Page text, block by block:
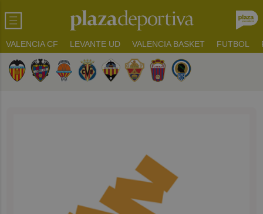
VALENCIA CF LEVANTE UD VALENCIA BASKET FUTBOL